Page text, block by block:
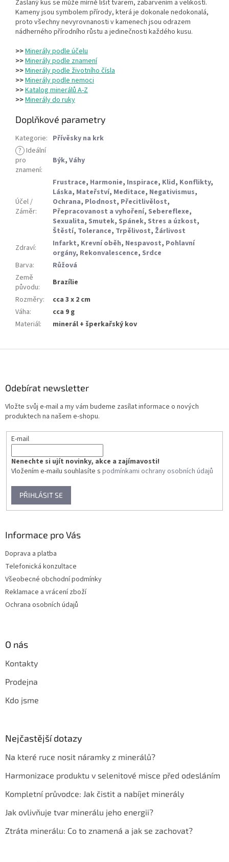
Zaslaný kus se může mírně lišit tvarem, zabarvením a velikostí.
Kameny jsou symbolem přírody, která je dokonale nedokonalá,
proto všechny nevyrovnanosti v kamenech jsou odrazem
nádherného přírodního růstu a jedinečnosti každého kusu.
>>Minerály podle účelu
>>Minerály podle znamení
>>Minerály podle životního čísla
>>Minerály podle nemoci
>>Katalog minerálů A-Z
>>Minerály do ruky
Doplňkové parametry
Kategorie: Přívěsky na krk
? Ideální
pro
znamení:
Býk, Váhy
Účel /
Záměr:
Frustrace, Harmonie, Inspirace, Klid, Konflikty,
Láska, Mateřství, Meditace, Negativismus,
Ochrana, Plodnost, Přecitlivělost,
Přepracovanost a vyhoření, Sebereflexe,
Sexualita, Smutek, Spánek, Stres a úzkost,
Štěstí, Tolerance, Trpělivost, Žárlivost
Zdraví: Infarkt, Krevní oběh, Nespavost, Pohlavní
orgány, Rekonvalescence, Srdce
Barva:
Růžová
Země
původu:
Brazílie
Rozměry:
cca 3 x 2 cm
Váha:
cca 9 g
Materiál: minerál + šperkařský kov
Odebírat newsletter
Vložte svůj e-mail a my vám budeme zasílat informace o nových
produktech na našem e-shopu.
E-mail
Nenechte si ujít novinky, akce a zajímavosti!
Vložením e-mailu souhlasíte s podmínkami ochrany osobních údajů
PŘIHLÁSIT SE
Informace pro Vás
Doprava a platba
Telefonická konzultace
Všeobecné obchodní podmínky
Reklamace a vrácení zboží
Ochrana osobních údajů
O nás
Kontakty
Prodejna
Kdo jsme
Nejčastější dotazy
Na které ruce nosit náramky z minerálů?
Harmonizace produktu v selenitové misce před odesláním
Kompletní průvodce: Jak čistit a nabíjet minerály
Jak ovlivňuje tvar minerálu jeho energii?
Ztráta minerálu: Co to znamená a jak se zachovat?